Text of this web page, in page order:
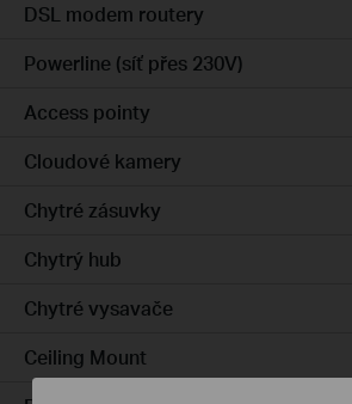
DSL modem routery
Powerline (síť přes 230V)
Access pointy
Cloudové kamery
Chytré zásuvky
Chytrý hub
Chytré vysavače
Ceiling Mount